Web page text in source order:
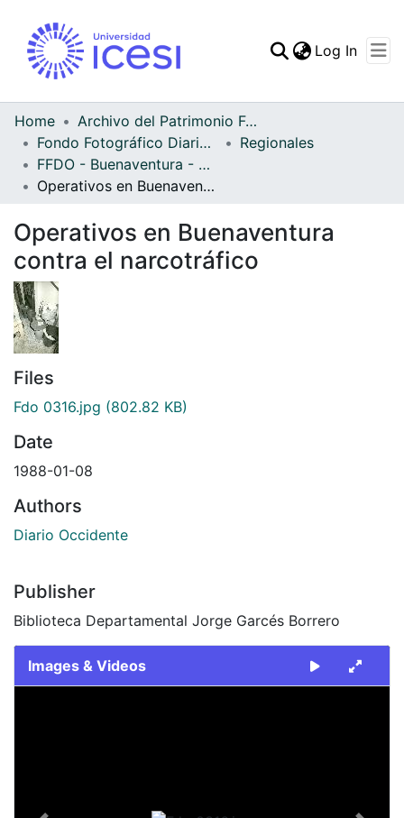
Statistics
Log In
Home
Archivo del Patrimonio Fotográfico y Fílmico del Valle del Cauca
Fondo Fotográfico Diario Occidente
Regionales
FFDO - Buenaventura - Patrimonial
Operativos en Buenaventura contra el narcotráfico
Operativos en Buenaventura
contra el narcotráfico
Files
Fdo 0316.jpg (802.82 KB)
Date
1988-01-08
Authors
Diario Occidente
Publisher
Biblioteca Departamental Jorge Garcés Borrero
Images & Videos